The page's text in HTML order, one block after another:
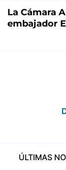
La Cámara
embajador
ÚLTIMAS